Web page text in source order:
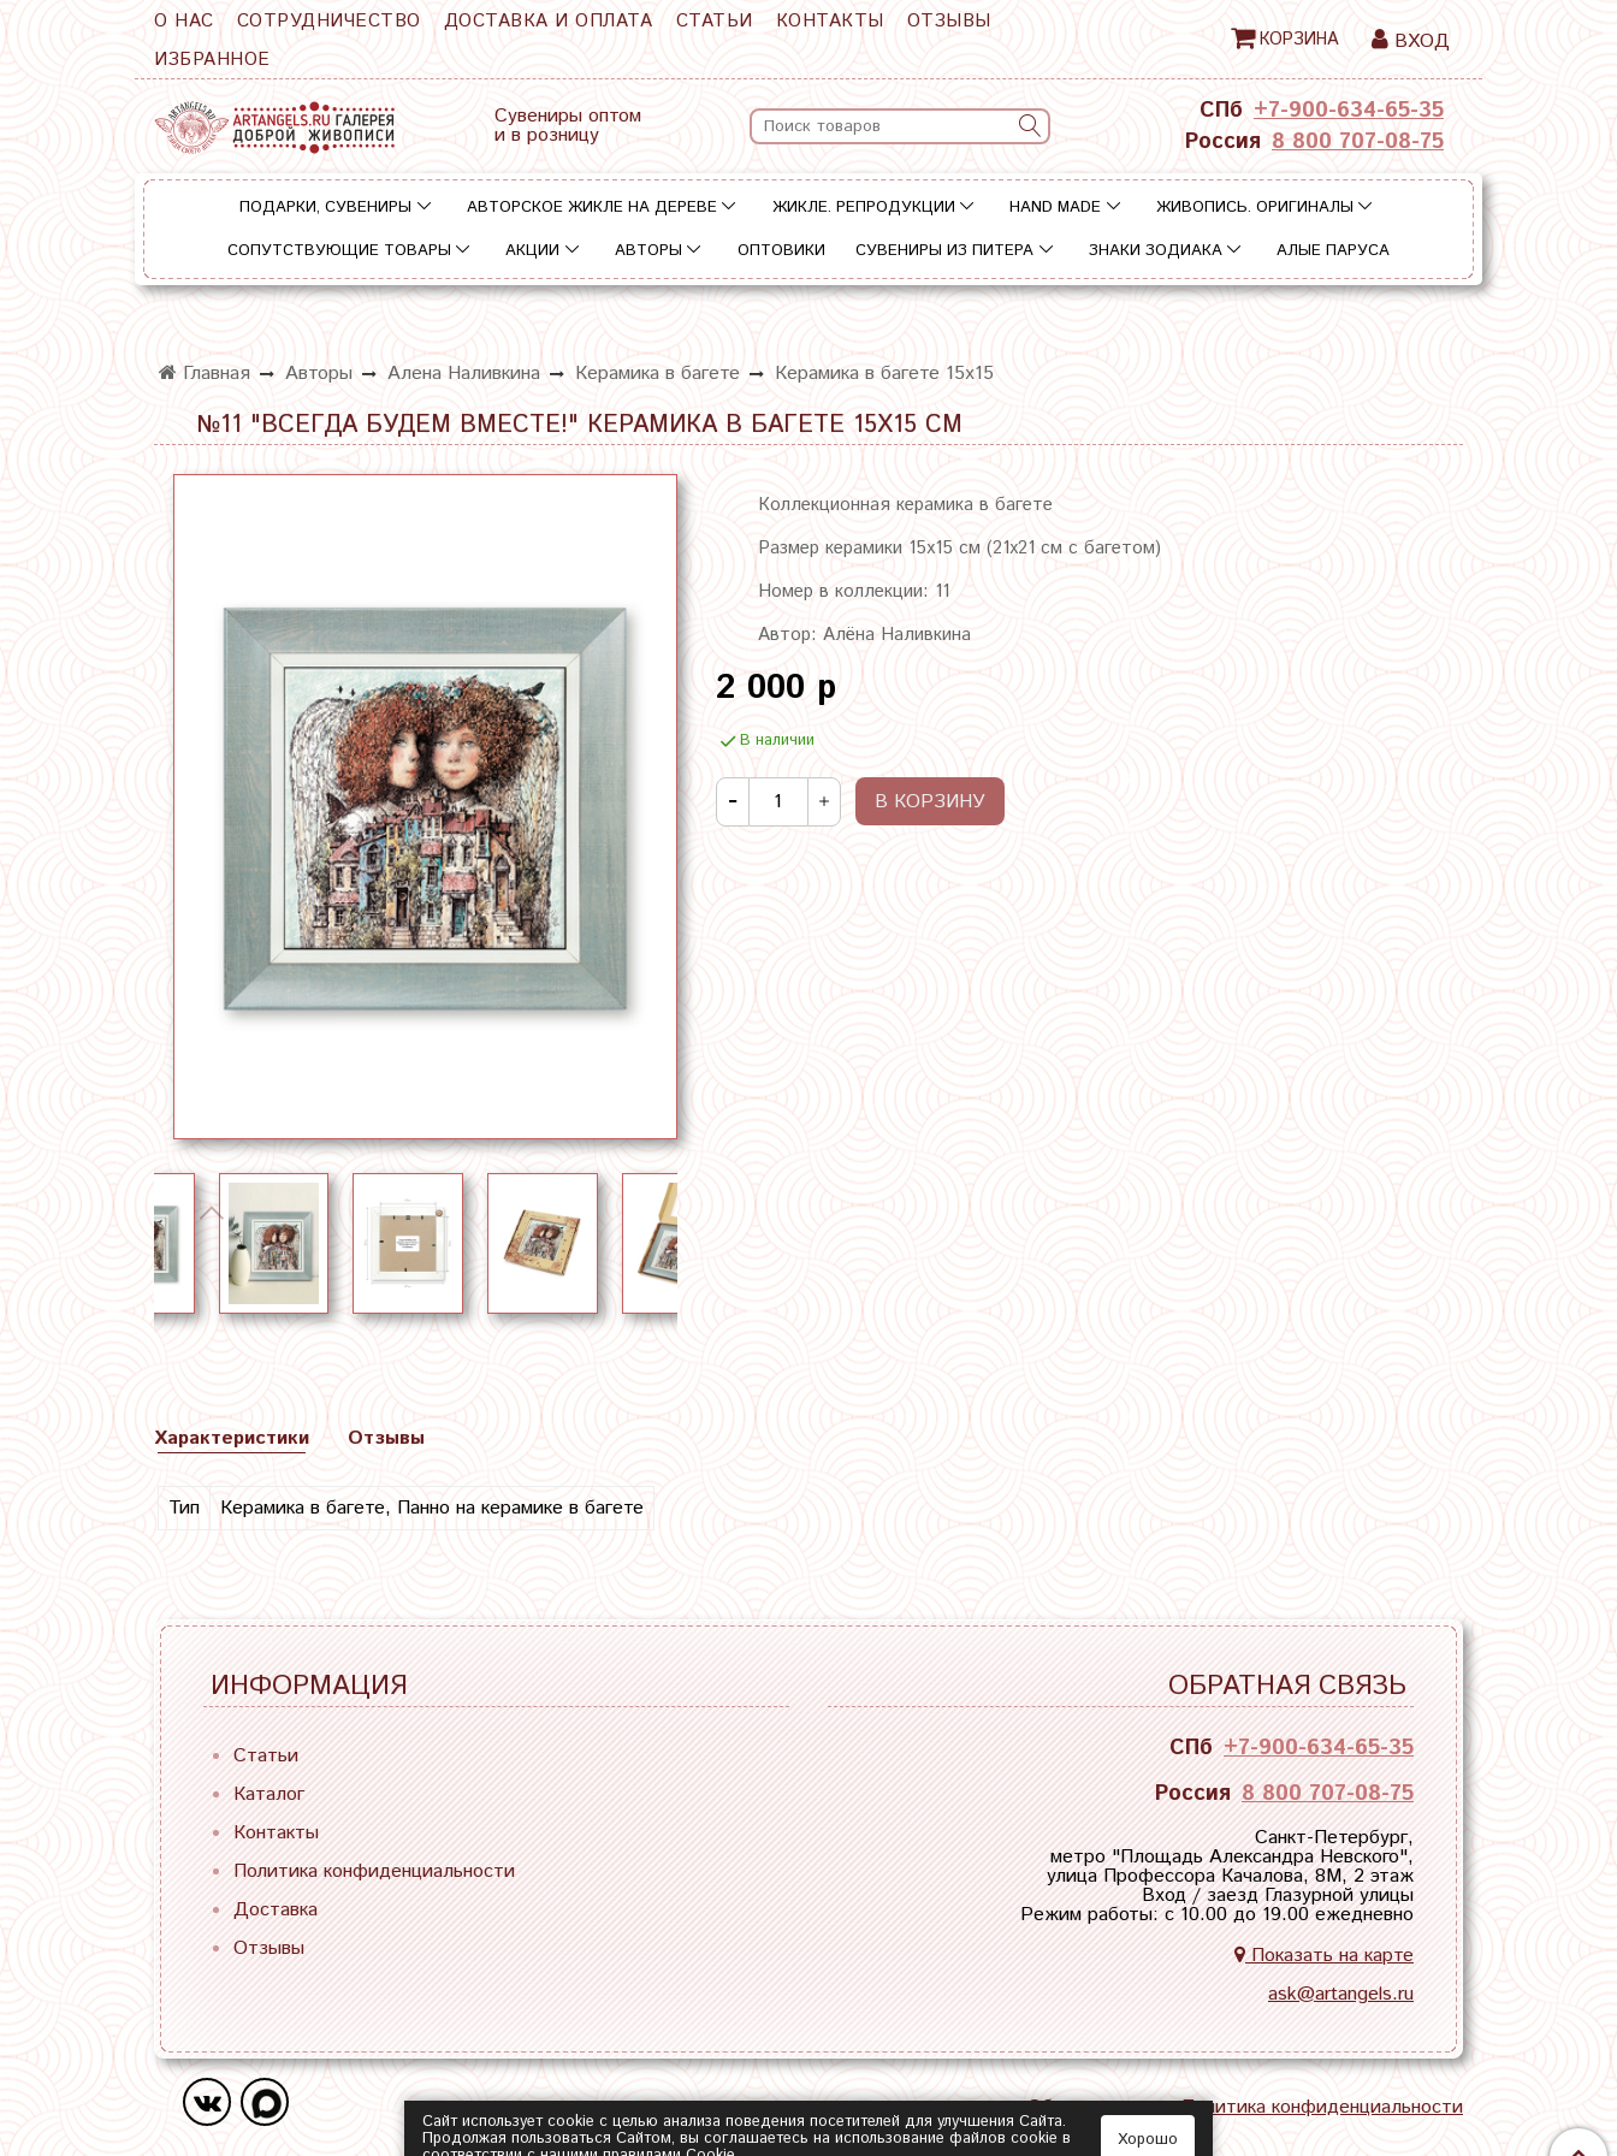
О НАС СОТРУДНИЧЕСТВО ДОСТАВКА И ОПЛАТА СТАТЬИ КОНТАКТЫ
ОТЗЫВЫ
ИЗБРАННОЕ
КОРЗИНА ВХОД
Сувениры оптом
и в розницу
СПб +7-900-634-65-35
Россия 8 800 707-08-75
ПОДАРКИ, СУВЕНИРЫ АВТОРСКОЕ ЖИКЛЕ НА ДЕРЕВЕ ЖИКЛЕ. РЕПРОДУКЦИИ HAND MADE
ЖИВОПИСЬ. ОРИГИНАЛЫ
СОПУТСТВУЮЩИЕ ТОВАРЫ
АКЦИИ АВТОРЫ ОПТОВИКИ СУВЕНИРЫ ИЗ ПИТЕРА ЗНАКИ ЗОДИАКА АЛЫЕ ПАРУСА
Главная Авторы Алена Наливкина Керамика в багете Керамика в багете 15х15
№11 "ВСЕГДА БУДЕМ ВМЕСТЕ!" КЕРАМИКА В БАГЕТЕ 15Х15 СМ
Коллекционная керамика в багете
Размер керамики 15х15 см (21х21 см с багетом)
Номер в коллекции: 11
Автор: Алёна Наливкина
2 000 р
В наличии
В КОРЗИНУ
Характеристики
Тип Керамика в багете, Панно на керамике в багете
Отзывы
ИНФОРМАЦИЯ
Статьи
Каталог
Контакты
Политика конфиденциальности
Доставка
Отзывы
ОБРАТНАЯ СВЯЗЬ
СПб +7-900-634-65-35
Россия 8 800 707-08-75
Санкт-Петербург,
метро "Площадь Александра Невского",
улица Профессора Качалова, 8М, 2 этаж
Вход / заезд Глазурной улицы
Режим работы: с 10.00 до 19.00 ежедневно
Показать на карте
ask@artangels.ru
Обратная связь Политика конфиденциальности
Сайт использует cookie с целью анализа поведения посетителей для улучшения Сайта.
Продолжая пользоваться Сайтом, вы соглашаетесь на использование файлов cookie в Хорошо